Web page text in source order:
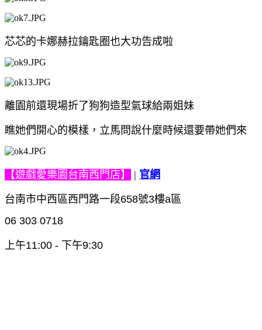
芯芯的卡娜赫拉鑰匙圈也大功告成啦
離園前還現場折了狗狗造型氣球給兩姐妹
瞧她們開心的模樣，立馬問說什麼時候還要帶她們來
【遊戲愛樂園台南西門店】 | 官網
台南市中西區西門路一段658號3樓a區
06 303 0718
上午11:00 - 下午9:30